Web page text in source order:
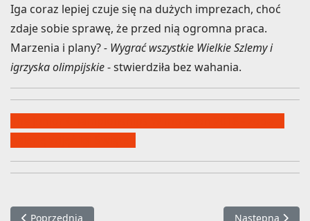
Iga coraz lepiej czuje się na dużych imprezach, choć
zdaje sobie sprawę, że przed nią ogromna praca.
Marzenia i plany?- Wygrać wszystkie Wielkie Szlemy i
igrzyska olimpijskie- stwierdziła bez wahania.
Poprzednia strona: Warsaw Sports Group Open 2018 coraz
Poprzednia Następna
Następna